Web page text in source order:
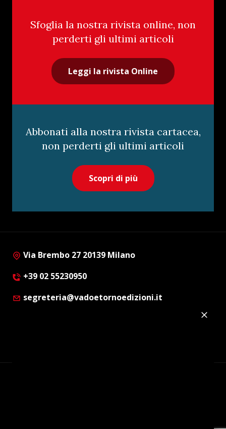
Sfoglia la nostra rivista online, non
perderti gli ultimi articoli
Leggi la rivista Online
Abbonati alla nostra rivista cartacea,
non perderti gli ultimi articoli
Scopri di più
Via Brembo 27 20139 Milano
+39 02 55230950
segreteria@vadoetornoedizioni.it